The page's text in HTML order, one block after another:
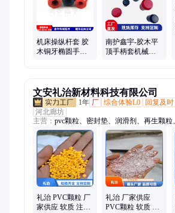
机床操纵杆套 胶
木铜牙椭圆手柄
南护鑫宇-胶木平
顶手柄套机械平
文安礼治新材料科技有限公司
1年 厂 综合体验L0 回复及时
河北廊坊
主营： pvc颗粒、密封垫、润滑剂、再生颗
塑料颗、后视镜外壳、充电器外壳、仿橡套
TPU、TPR、PVC、ABS/PC合金、PC、
POM、PS、PP、TPV、TPO、TPEE、改性
礼治 PVC颗粒 厂
家供应 软质 注塑
礼治 厂家供应
PVC颗粒 软质 注